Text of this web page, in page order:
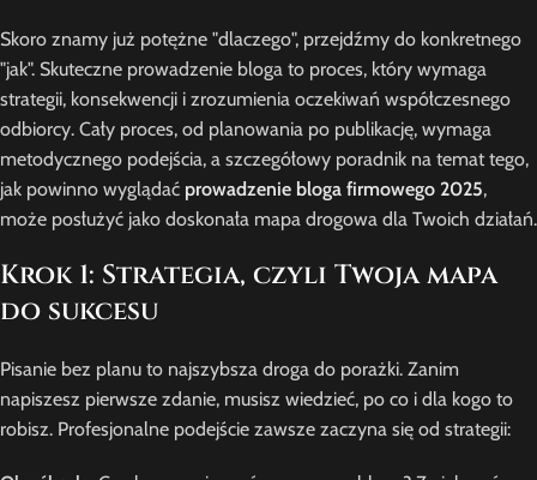
Skoro znamy już potężne "dlaczego", przejdźmy do konkretnego
"jak". Skuteczne prowadzenie bloga to proces, który wymaga
strategii, konsekwencji i zrozumienia oczekiwań współczesnego
odbiorcy. Cały proces, od planowania po publikację, wymaga
metodycznego podejścia, a szczegółowy poradnik na temat tego,
jak powinno wyglądać prowadzenie bloga firmowego 2025,
może posłużyć jako doskonała mapa drogowa dla Twoich działań.
Krok 1: Strategia, czyli Twoja mapa
do sukcesu
Pisanie bez planu to najszybsza droga do porażki. Zanim
napiszesz pierwsze zdanie, musisz wiedzieć, po co i dla kogo to
robisz. Profesjonalne podejście zawsze zaczyna się od strategii: